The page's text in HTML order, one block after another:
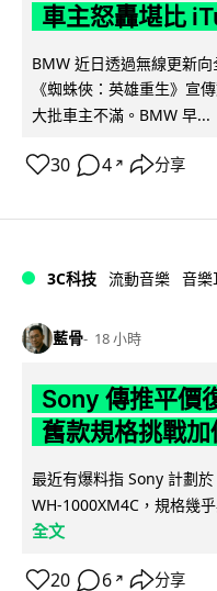
車主怒轟堪比
BMW 近日透過無線更新
《蜘蛛俠：英雄重生》宣
大批車主不滿。BMW 早...
30 4 ↗ 分享
3C科技 流動音樂 音樂
藍骨 18 小時
Sony 傳推平
舊款規格挑戰加
最近有爆料指 Sony 計劃
WH-1000XM4C，規格幾
全文
20 6 ↗ 分享